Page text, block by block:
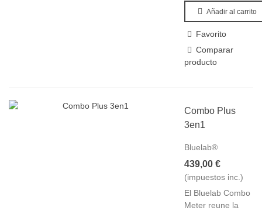
Añadir al carrito
Favorito
Comparar
producto
Combo Plus
3en1
Bluelab®
439,00 €
(impuestos inc.)
El Bluelab Combo
Meter reune la